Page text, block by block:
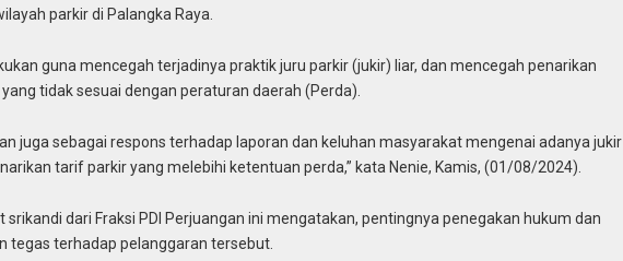
parkir di Palangka Raya.
guna mencegah terjadinya praktik juru parkir (jukir) liar, dan mencegah penarikan
tidak sesuai dengan peraturan daerah (Perda).
juga sebagai respons terhadap laporan dan keluhan masyarakat mengenai adanya jukir
tarif parkir yang melebihi ketentuan perda,” kata Nenie, Kamis, (01/08/2024).
srikandi dari Fraksi PDI Perjuangan ini mengatakan, pentingnya penegakan hukum dan
tegas terhadap pelanggaran tersebut.